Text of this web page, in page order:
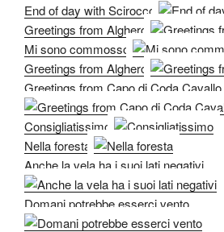
End of day with Scirocco
Greetings from Alghero
Mi sono commosso
Greetings from Alghero
Greetings from Capo di Coda Cavallo
Consigliatissimo
Nella foresta
Anche la vela ha i suoi lati negativi
Domani potrebbe esserci vento